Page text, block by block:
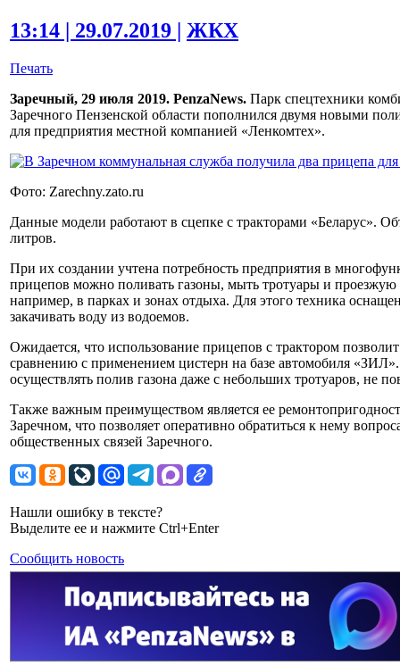
13:14 | 29.07.2019 | ЖКХ
Печать
Заречный, 29 июля 2019. PenzaNews. Парк спецтехники
Заречного Пензенской области пополнился двумя новыми
для предприятия местной компанией «Ленкомтех».
Фото: Zarechny.zato.ru
Данные модели работают в сцепке с тракторами «Беларус».
литров.
При их создании учтена потребность предприятия в
прицепов можно поливать газоны, мыть тротуары и проезжую
например, в парках и зонах отдыха. Для этого техника
закачивать воду из водоемов.
Ожидается, что использование прицепов с трактором
сравнению с применением цистерн на базе автомобиля
осуществлять полив газона даже с небольших тротуаров, не
Также важным преимуществом является ее
Заречном, что позволяет оперативно обратиться к нему
общественных связей Заречного.
Нашли ошибку в тексте?
Выделите ее и нажмите Ctrl+Enter
Сообщить новость